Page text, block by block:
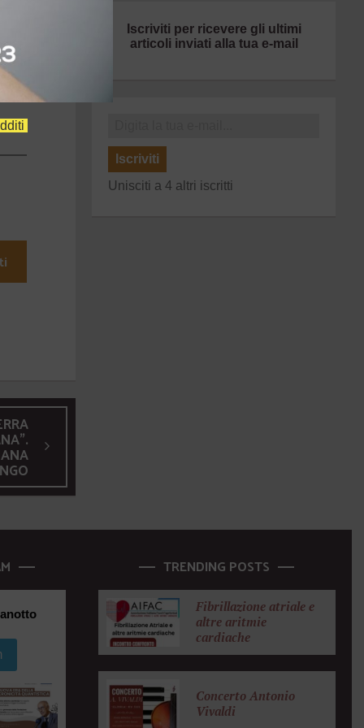
Iscriviti per ricevere gli ultimi
articoli inviati alla tua e-mail
Iscriviti
Unisciti a 4 altri iscritti
TRENDING POSTS
Fibrillazione atriale e
altre aritmie
cardiache
Concerto Antonio
Vivaldi